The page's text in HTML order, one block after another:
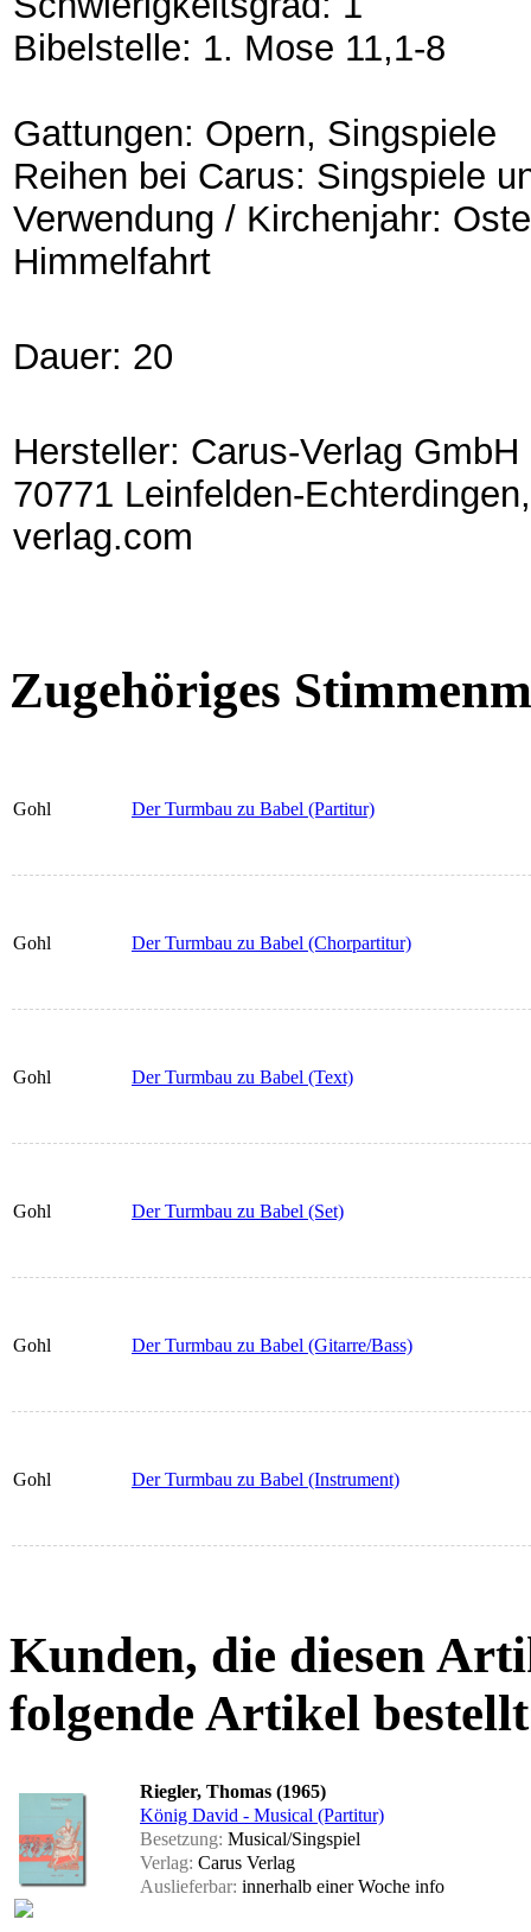
Bibelstelle: 1. Mose 11,1-8
Gattungen: Opern, Singspiele
Reihen bei Carus: Singspiele
Verwendung / Kirchenjahr:
Himmelfahrt
Dauer: 20
Hersteller: Carus-Verlag
70771 Leinfelden-
verlag.com
Zugehöriges
Gohl Der Turmbau zu Babel (Partitur)
Gohl Der Turmbau zu Babel (Chorpartitur)
Gohl Der Turmbau zu Babel (Text)
Gohl Der Turmbau zu Babel (Set)
Gohl Der Turmbau zu Babel (Gitarre/Bass)
Gohl Der Turmbau zu Babel (Instrument)
Kunden, die diesen
folgende Artikel
Riegler, Thomas (1965)
König David - Musical (Partitur)
Besetzung: Musical/Singspiel
Verlag: Carus Verlag
Auslieferbar: innerhalb einer Woche info